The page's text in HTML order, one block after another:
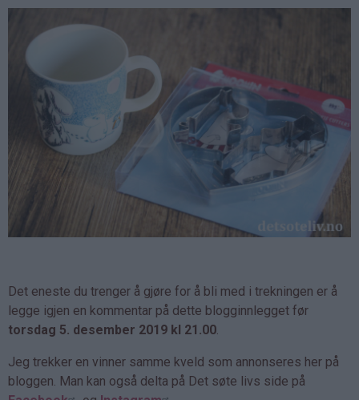
Det eneste du trenger å gjøre for å bli med i trekningen er å
legge igjen en kommentar på dette blogginnlegget før
torsdag 5. desember 2019 kl 21.00
Jeg trekker en vinner samme kveld som annonseres her på
bloggen. Man kan også delta på Det søte livs side på